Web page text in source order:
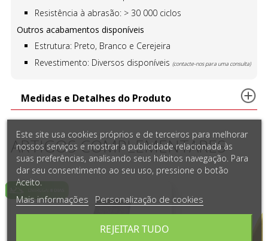
Resistência à abrasão: > 30 000 ciclos
Outros acabamentos disponíveis
Estrutura: Preto, Branco e Cerejeira
Revestimento: Diversos disponíveis (contacte-nos para uma consulta)
Medidas e Detalhes do Produto
ARTIGOS COMPLEMENTARES
Este site usa cookies próprios e de terceiros para melhorar
nossos serviços e mostrar a publicidade relacionada às
suas preferências, analisando seus hábitos navegação. Para
dar seu consentimento ao seu uso, pressione o botão
Aceito.
Mais informações Personalização de cookies
REJEITAR TUDO